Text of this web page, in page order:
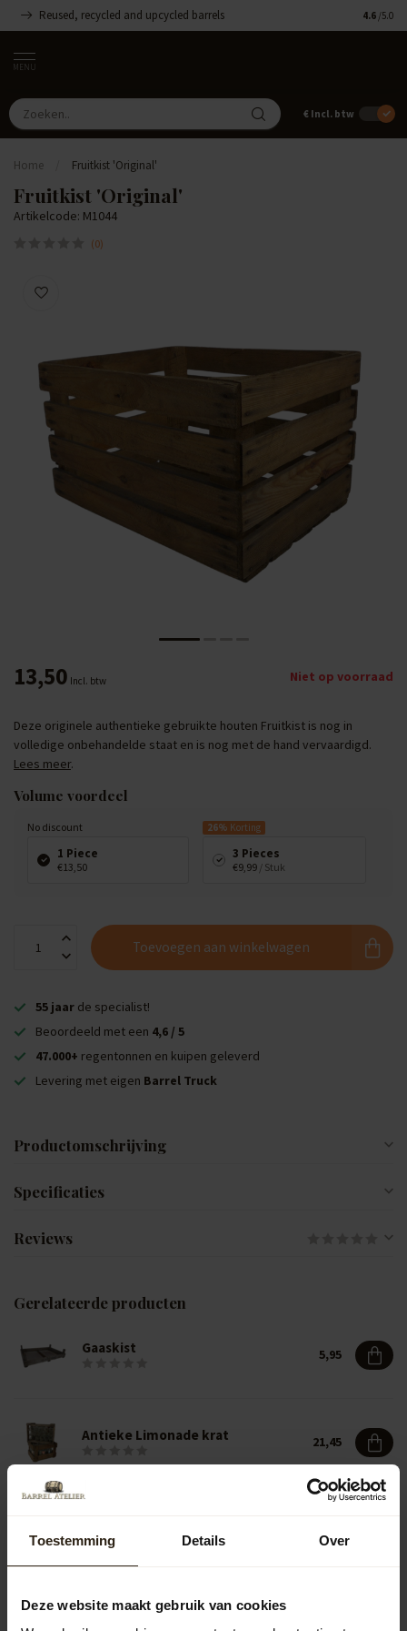
Toestemming Details Over
Deze website maakt gebruik van cookies
Reused, recycled and upcycled barrels 4.6 /5.0
MENU
€ Incl. btw
Home Fruitkist 'Original'
Fruitkist 'Original'
Artikelcode: M1044
(0)
13,50 Incl. btw Niet op voorraad
Deze originele authentieke gebruikte houten Fruitkist is nog in
volledige onbehandelde staat en is nog met de hand vervaardigd.
Lees meer.
Volume voordeel
No discount
1 Piece
€13,50
26% Korting
3 Pieces
€9,99 / Stuk
Toevoegen aan winkelwagen
55 jaar de specialist!
Beoordeeld met een 4,6 / 5
47.000+ regentonnen en kuipen geleverd
Levering met eigen Barrel Truck
Productomschrijving
Specificaties
Reviews
Gerelateerde producten
Gaaskist 5,95
Antieke Limonade krat 21,45